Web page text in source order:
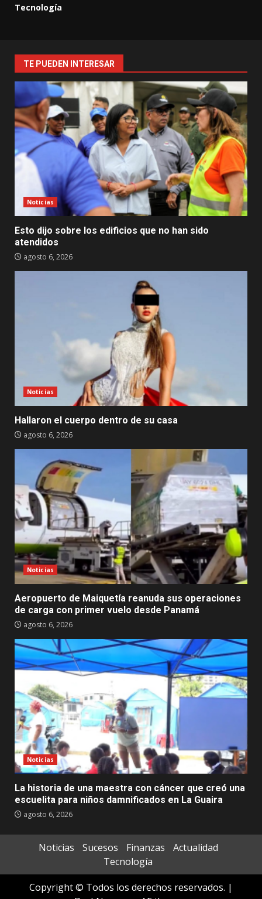
Tecnología
TE PUEDEN INTERESAR
Noticias
Esto dijo sobre los edificios que no han sido
atendidos
agosto 6, 2026
Noticias
Hallaron el cuerpo dentro de su casa
agosto 6, 2026
Noticias
Aeropuerto de Maiquetía reanuda sus operaciones
de carga con primer vuelo desde Panamá
agosto 6, 2026
Noticias
La historia de una maestra con cáncer que creó una
escuelita para niños damnificados en La Guaira
agosto 6, 2026
Noticias Sucesos Finanzas
Actualidad
Tecnología
Copyright © Todos los derechos reservados. |